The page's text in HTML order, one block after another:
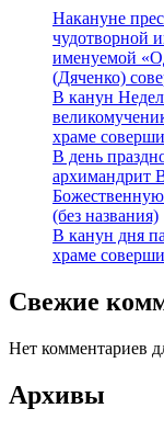
Накануне
чудотворной
именуемой
(Дяченко)
В канун
храме
В день
архимандрит
(без названия)
В канун дня
храме
Свежие
Нет комментариев
Архивы